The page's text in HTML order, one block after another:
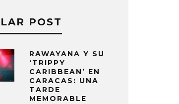
POST
RAWAYANA Y SU
‘TRIPPY
CARIBBEAN’ EN
CARACAS: UNA
TARDE
MEMORABLE